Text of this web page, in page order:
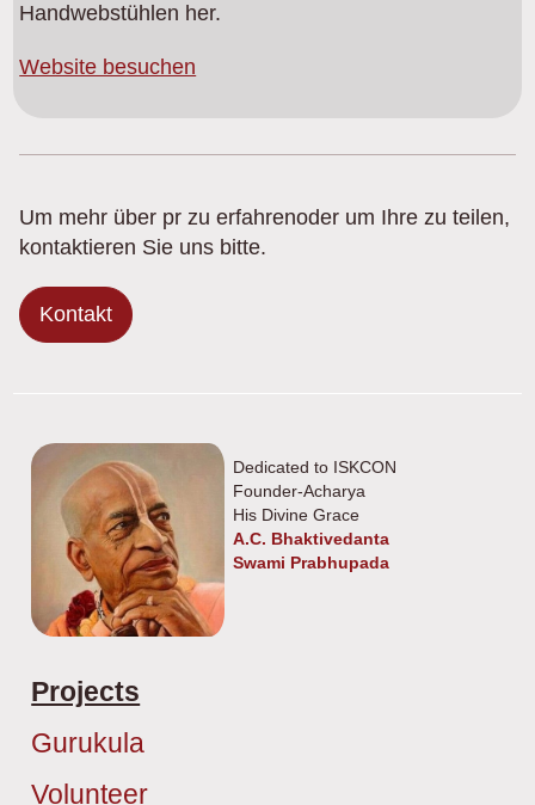
Handwebstühlen her.
Website besuchen
Um mehr über pr zu erfahrenoder um Ihre zu teilen,
kontaktieren Sie uns bitte.
Kontakt
Dedicated to ISKCON
Founder-Acharya
His Divine Grace
A.C. Bhaktivedanta
Swami Prabhupada
Projects
Gurukula
Volunteer